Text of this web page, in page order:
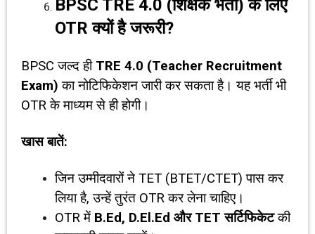
BPSC TRE 4.0 (शिक्षक भर्ती) के लिए
OTRक्यों है जरूरी?
BPSC जल्द ही TRE 4.0 (Teacher Recruitment
Exam) का नोटिफिकेशन जारी कर सकता है। यह भर्ती भी
OTR के माध्यम से ही होगी।
खास बातें:
जिन उम्मीदवारों ने TET (BTET/CTET) पास कर
लिया है, उन्हें तुरंत OTR कर लेना चाहिए।
OTR में B.Ed, D.El.Ed औरTETसर्टिफिकेटकी